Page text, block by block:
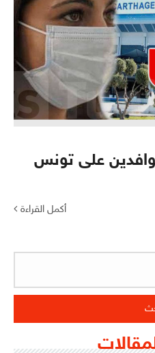
على تونس
أكمل القراءة